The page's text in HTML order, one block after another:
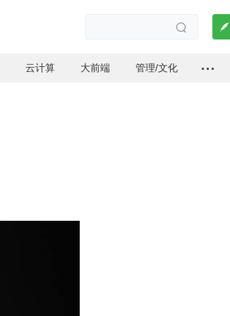
 
云计算 大前端 管理/文化